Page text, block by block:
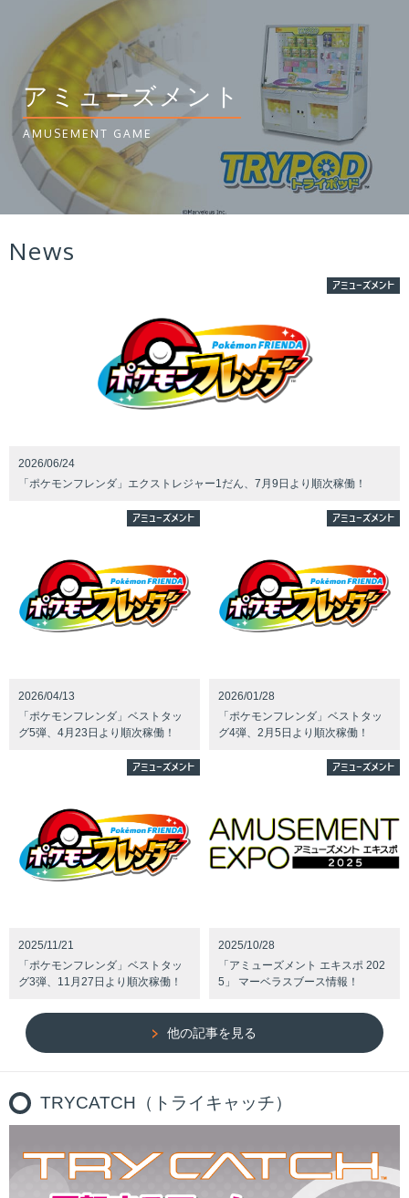
アミューズメント
AMUSEMENT GAME
News
アミューズメント
2026/06/24
「ポケモンフレンダ」エクストレジャー1だん、7月9日より順次稼働！
アミューズメント
2026/04/13
「ポケモンフレンダ」ベストタッ
グ5弾、4月23日より順次稼働！
アミューズメント
2026/01/28
「ポケモンフレンダ」ベストタッ
グ4弾、2月5日より順次稼働！
アミューズメント
2025/11/21
「ポケモンフレンダ」ベストタッ
グ3弾、11月27日より順次稼働！
アミューズメント
2025/10/28
「アミューズメント エキスポ 202
5」 マーベラスブース情報！
他の記事を見る
TRYCATCH（トライキャッチ）